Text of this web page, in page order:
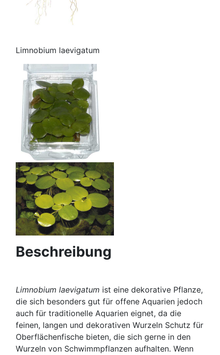
Limnobium laevigatum
Beschreibung
Limnobium laevigatum ist eine dekorative Pflanze,
die sich besonders gut für offene Aquarien jedoch
auch für traditionelle Aquarien eignet, da die
feinen, langen und dekorativen Wurzeln Schutz für
Oberflächenfische bieten, die sich gerne in den
Wurzeln von Schwimmpflanzen aufhalten. Wenn